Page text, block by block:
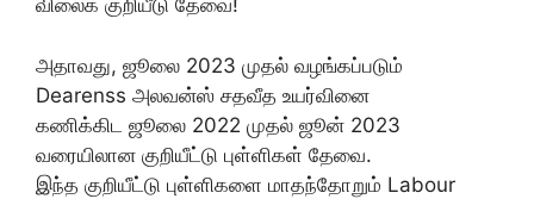
விலைக் குறியீடு தேவை!
அதாவது, ஜூலை 2023 முதல் வழங்கப்படும்
Dearenss அலவன்ஸ் சதவீத உயர்வினை
கணிக்கிட ஜூலை 2022 முதல் ஜூன் 2023
வரையிலான குறியீட்டு புள்ளிகள் தேவை.
இந்த குறியீட்டு புள்ளிகளை மாதந்தோறும் Labour